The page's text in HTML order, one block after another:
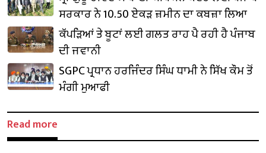
ਸਰਕਾਰ ਨੇ 10.50 ਏਕੜ ਜ਼ਮੀਨ ਦਾ ਕਬਜ਼ਾ ਲਿਆ
ਕੱਪੜਿਆਂ ਤੇ ਬੂਟਾਂ ਲਈ ਗਲਤ ਰਾਹ ਪੈ ਰਹੀ ਹੈ ਪੰਜਾਬ
ਦੀ ਜਵਾਨੀ
SGPC ਪ੍ਰਧਾਨ ਹਰਜਿੰਦਰ ਸਿੰਘ ਧਾਮੀ ਨੇ ਸਿੱਖ ਕੌਮ ਤੋਂ
ਮੰਗੀ ਮੁਆਫੀ
Read more